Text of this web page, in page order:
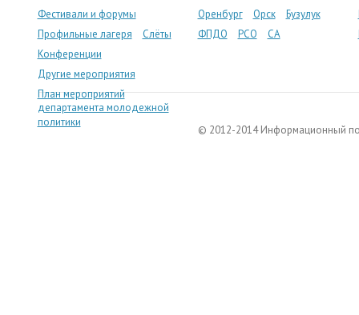
Фестивали и форумы
Профильные лагеря
Слёты
Конференции
Другие мероприятия
План мероприятий
департамента молодежной
политики
Оренбург Орск
Бузулук
ФПДО
РСО СА
© 2012-2014 Информационный